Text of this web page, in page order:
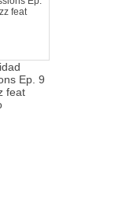
Ep. 9
feat